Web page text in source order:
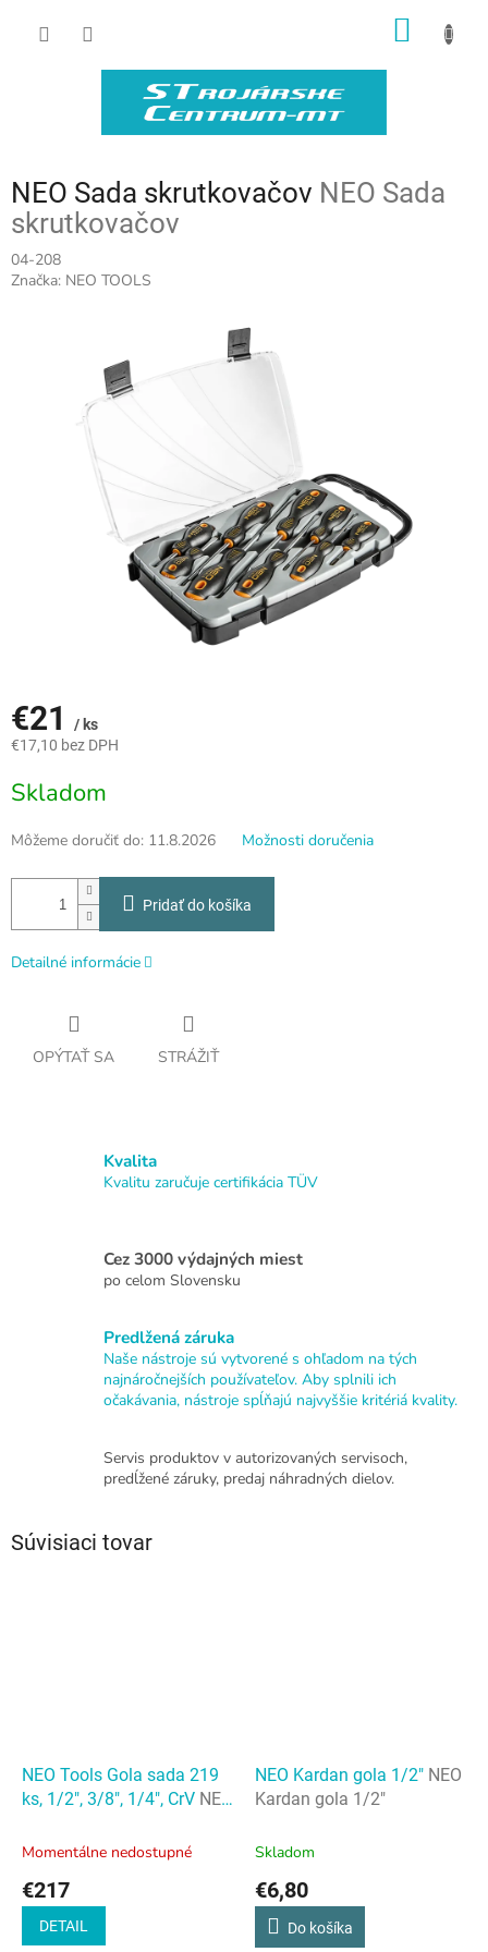
NEO Sada skrutkovačov NEO Sada
skrutkovačov
04-208
Značka: NEO TOOLS
€21
/ ks
€17,10 bez DPH
cena:
Skladom
Môžeme doručiť do: 11.8.2026 Možnosti doručenia
Pridať do košíka
Detailné informácie
OPÝTAŤ SA STRÁŽIŤ
Kvalita
Kvalitu zaručuje certifikácia TÜV
Cez 3000 výdajných miest
po celom Slovensku
Predlžená záruka
Naše nástroje sú vytvorené s ohľadom na tých
najnáročnejších používateľov. Aby splnili ich
očakávania, nástroje spĺňajú najvyššie kritériá kvality.
Servis produktov v autorizovaných servisoch,
predĺžené záruky, predaj náhradných dielov.
Súvisiaci tovar
NEO Tools Gola sada 219
ks, 1/2", 3/8", 1/4", CrV NEO
1/2", 3/8", 1/4", CrV
Momentálne nedostupné
€217
DETAIL
NEO Kardan gola 1/2" NEO
Kardan gola 1/2"
Skladom
€6,80
Do košíka